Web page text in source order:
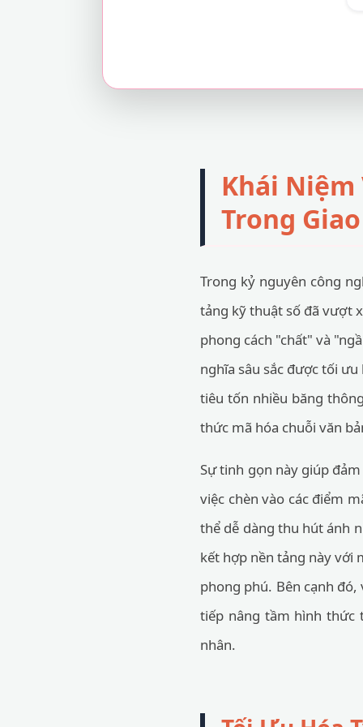
Khái Niệm
Trong
Trong kỷ nguyên công
tảng kỹ thuật số đã vượt
phong cách "chất" và
nghĩa sâu sắc được tối
tiêu tốn nhiều băng
thức mã hóa chuỗi văn
Sự tinh gọn này giúp
việc chèn vào các điểm
thể dễ dàng thu hút ánh
kết hợp nền tảng này với
phong phú. Bên cạnh
tiếp nâng tầm hình thức
nhân.